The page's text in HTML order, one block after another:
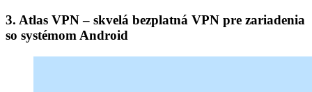
3. Atlas VPN – skvelá bezplatná VPN pre zariadenia
so systémom Android